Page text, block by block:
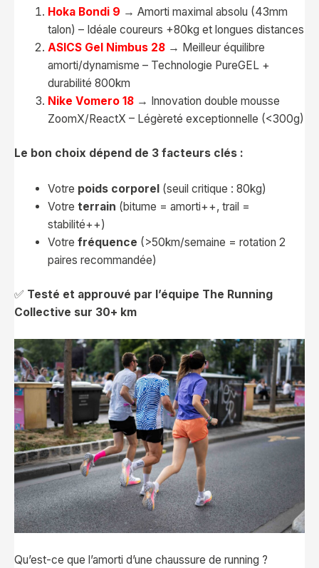
Hoka Bondi 9 → Amorti maximal absolu (43mm
talon) – Idéale coureurs +80kg et longues distances
ASICS Gel Nimbus 28 → Meilleur équilibre
amorti/dynamisme – Technologie PureGEL +
durabilité 800km
Nike Vomero 18→ Innovation double mousse
ZoomX/ReactX – Légèreté exceptionnelle (<300g)
Le bon choix dépend de 3 facteurs clés :
Votre poids corporel(seuil critique : 80kg)
Votre terrain (bitume = amorti++, trail =
stabilité++)
Votre fréquence (>50km/semaine = rotation 2
paires recommandée)
✅ Testé et approuvé par l’équipe The Running
Collective sur 30+ km
Qu’est-ce que l’amorti d’une chaussure de running ?